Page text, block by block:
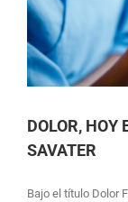
DOLOR, HOY
SAVATER
Bajo el título Dolor